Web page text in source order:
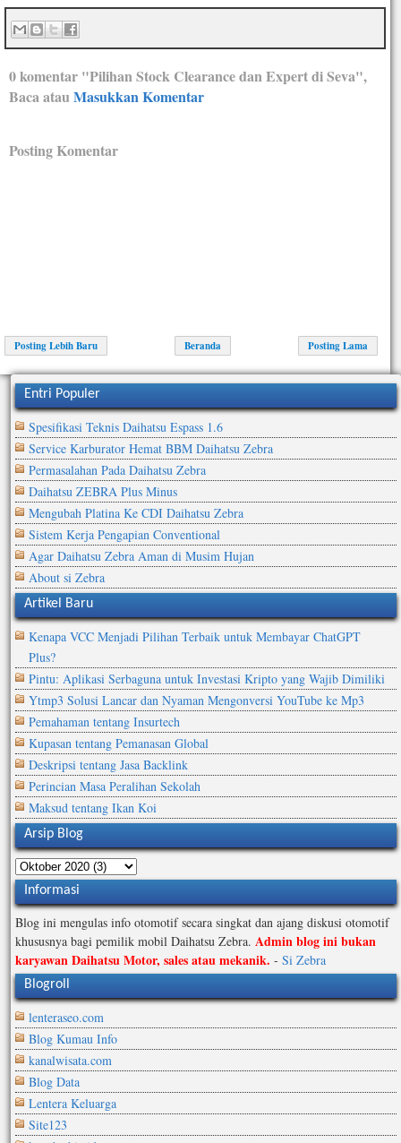
0 komentar "Pilihan Stock Clearance dan Expert di Seva",
Baca atauMasukkan Komentar
Posting Komentar
Posting Lebih Baru Posting Lama
Beranda
Entri Populer
Spesifikasi Teknis Daihatsu Espass 1.6
Service Karburator Hemat BBM Daihatsu Zebra
Permasalahan Pada Daihatsu Zebra
Daihatsu ZEBRA Plus Minus
Mengubah Platina Ke CDI Daihatsu Zebra
Sistem Kerja Pengapian Conventional
Agar Daihatsu Zebra Aman di Musim Hujan
About si Zebra
Artikel Baru
Kenapa VCC Menjadi Pilihan Terbaik untuk Membayar ChatGPT
Plus?
Pintu: Aplikasi Serbaguna untuk Investasi Kripto yang Wajib Dimiliki
Ytmp3 Solusi Lancar dan Nyaman Mengonversi YouTube ke Mp3
Pemahaman tentang Insurtech
Kupasan tentang Pemanasan Global
Deskripsi tentang Jasa Backlink
Perincian Masa Peralihan Sekolah
Maksud tentang Ikan Koi
Arsip Blog
Informasi
Blog ini mengulas info otomotif secara singkat dan ajang diskusi otomotif
khususnya bagi pemilik mobil Daihatsu Zebra.Admin blog ini bukan
karyawan Daihatsu Motor, sales atau mekanik. -Si Zebra
Blogroll
lenteraseo.com
Blog Kumau Info
kanalwisata.com
Blog Data
Lentera Keluarga
Site123